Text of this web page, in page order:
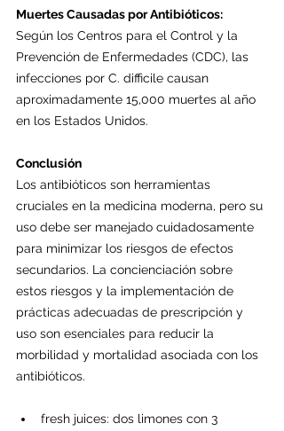
Muertes Causadas por Antibióticos:
Según los Centros para el Control y la
Prevención de Enfermedades (CDC), las
infecciones por C. difficile causan
aproximadamente 15,000 muertes al año
en los Estados Unidos.
Conclusión
Los antibióticos son herramientas
cruciales en la medicina moderna, pero su
uso debe ser manejado cuidadosamente
para minimizar los riesgos de efectos
secundarios. La concienciación sobre
estos riesgos y la implementación de
prácticas adecuadas de prescripción y
uso son esenciales para reducir la
morbilidad y mortalidad asociada con los
antibióticos.
fresh juices: dos limones con 3